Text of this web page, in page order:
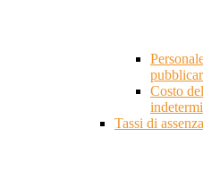
Costo
Tassi di assenza